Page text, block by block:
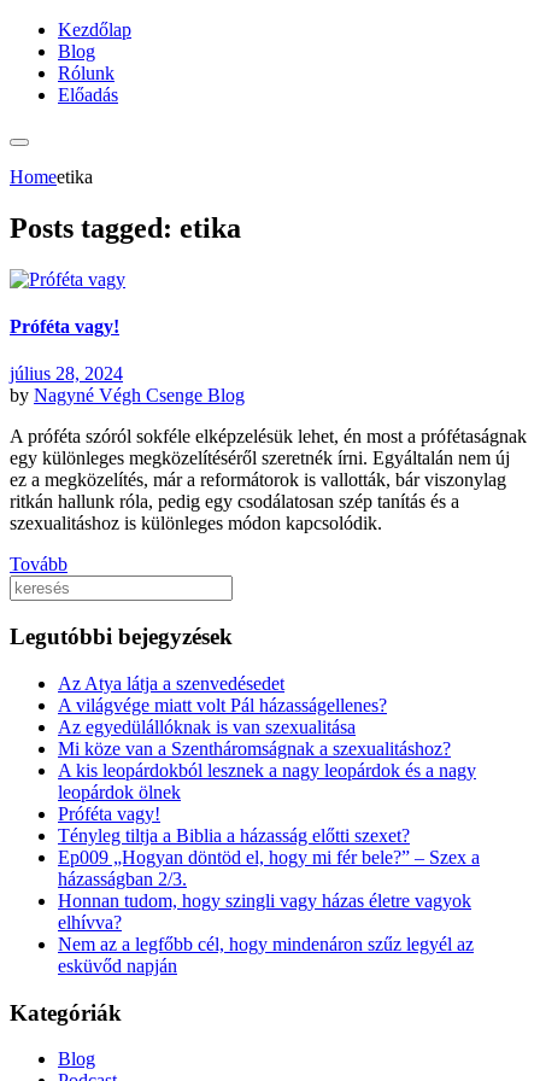
Kezdőlap
Blog
Rólunk
Előadás
Homeetika
Posts tagged: etika
Próféta vagy!
július 28, 2024
by Nagyné Végh Csenge Blog
A próféta szóról sokféle elképzelésük lehet, én most a prófétaságnak
egy különleges megközelítéséről szeretnék írni. Egyáltalán nem új
ez a megközelítés, már a reformátorok is vallották, bár viszonylag
ritkán hallunk róla, pedig egy csodálatosan szép tanítás és a
szexualitáshoz is különleges módon kapcsolódik.
Tovább
Keresés
Legutóbbi bejegyzések
Az Atya látja a szenvedésedet
A világvége miatt volt Pál házasságellenes?
Az egyedülállóknak is van szexualitása
Mi köze van a Szentháromságnak a szexualitáshoz?
A kis leopárdokból lesznek a nagy leopárdok és a nagy
leopárdok ölnek
Próféta vagy!
Tényleg tiltja a Biblia a házasság előtti szexet?
Ep009 „Hogyan döntöd el, hogy mi fér bele?” – Szex a
házasságban 2/3.
Honnan tudom, hogy szingli vagy házas életre vagyok
elhívva?
Nem az a legfőbb cél, hogy mindenáron szűz legyél az
esküvőd napján
Kategóriák
Blog